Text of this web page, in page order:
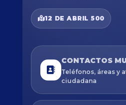
12 DE ABRIL 500
CONTACTOS
Teléfonos, áreas y
ciudadana